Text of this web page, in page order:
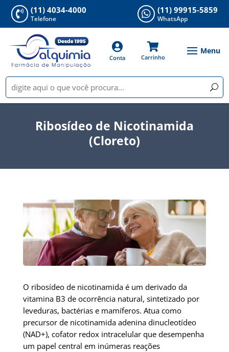
 (11) 4034-4000
Telefone  (11) 99915-5859
WhatsApp

Conta

Carrinho
Ribosídeo de Nicotinamida
(Cloreto)
O ribosídeo de nicotinamida é um derivado da
vitamina B3 de ocorrência natural, sintetizado por
leveduras, bactérias e mamíferos. Atua como
precursor de nicotinamida adenina dinucleotídeo
(NAD+), cofator redox intracelular que desempenha
um papel central em inúmeras reações